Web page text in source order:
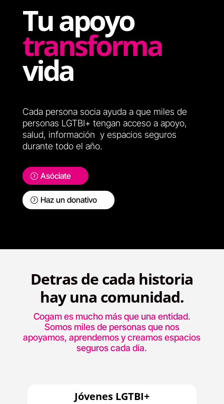
Tu apoyo
transforma
vida
Cada persona socia ayuda a que miles de
personas LGTBI+ tengan acceso a apoyo,
salud, información y espacios seguros
durante todo el año.
Asóciate
Haz un donativo
Detras de cada historia
hay una comunidad.
Cogam es mucho más que una entidad.
Somos miles de personas que nos
apoyamos, aprendemos y creamos espacios
seguros cada día.
Jóvenes LGTBI+